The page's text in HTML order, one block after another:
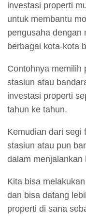
investasi properti
untuk membantu
pengusaha dengan
berbagai kota-kota
Contohnya memilih
stasiun atau
investasi properti
tahun ke tahun.
Kemudian dari segi
stasiun atau pun
dalam menjalankan
Kita bisa
dan bisa datang
properti di sana